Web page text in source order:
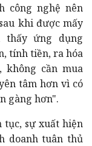
công nghệ nên
khi được mấy
thấy ứng dụng
tính tiền, ra hóa
không cần mua
tâm hơn vì có
doanh tuân thủ